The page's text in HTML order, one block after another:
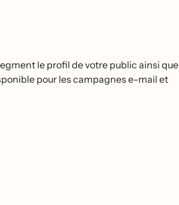
le profil de votre public ainsi que
pour les campagnes e-mail et